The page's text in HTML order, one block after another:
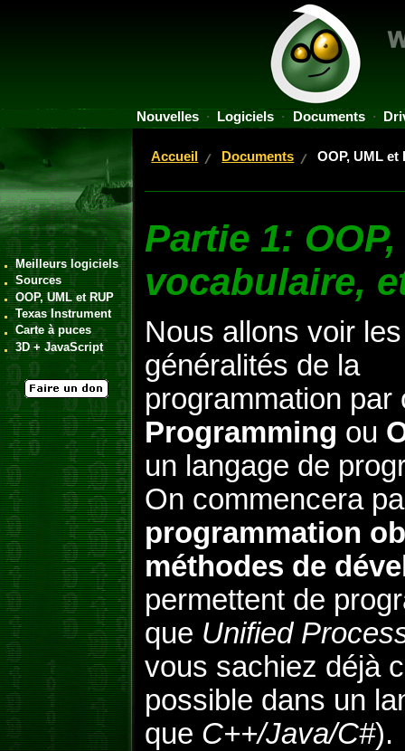
Nouvelles Logiciels Documents
Accueil Documents OOP, UML et
Partie 1: OOP,
vocabulaire,
Nous allons voir les
généralités de la
programmation par
Programming ou
un langage de
On commencera
programmation
méthodes de
permettent de
que Unified
vous sachiez déjà
possible dans un
que C++/Java/C#).
Meilleurs logiciels
Sources
OOP, UML et RUP
Texas Instrument
Carte à puces
3D + JavaScript